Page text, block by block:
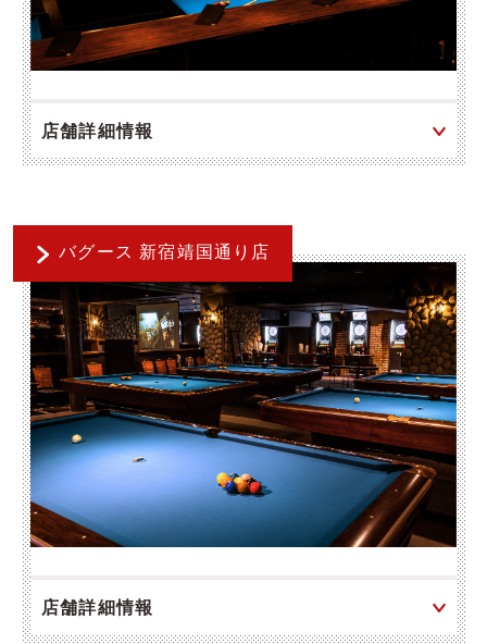
店舗詳細情報
バグース 新宿靖国通り店
店舗詳細情報